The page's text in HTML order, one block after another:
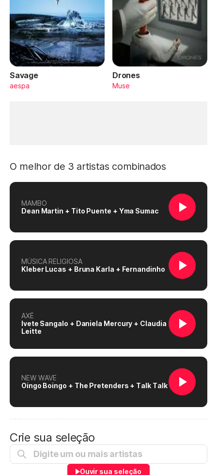
Savage
aespa
Drones
Muse
O melhor de 3 artistas combinados
MAMBO
Dean Martin + Tito Puente + Yma Sumac
MÚSICA RELIGIOSA
Kleber Lucas + Bruna Karla + Fernandinho
AXÉ
Ivete Sangalo + Daniela Mercury + Claudia
Leitte
NEW WAVE
Oingo Boingo + The Pretenders + Talk Talk
Crie sua seleção
Ouvir sua seleção